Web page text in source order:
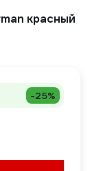
красный
-25%